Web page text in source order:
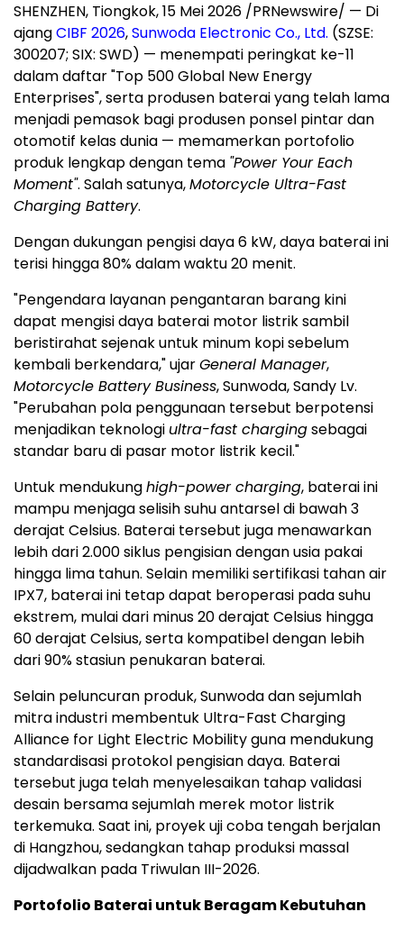
SHENZHEN, Tiongkok, 15 Mei 2026 /PRNewswire/ — Di
ajangCIBF 2026,Sunwoda Electronic Co., Ltd. (SZSE:
300207; SIX: SWD) — menempati peringkat ke-11
dalam daftar "Top 500 Global New Energy
Enterprises", serta produsen baterai yang telah lama
menjadi pemasok bagi produsen ponsel pintar dan
otomotif kelas dunia — memamerkan portofolio
produk lengkap dengan tema "Power Your Each
Moment". Salah satunya,Motorcycle Ultra-Fast
Charging Battery.
Dengan dukungan pengisi daya 6 kW, daya baterai ini
terisi hingga 80% dalam waktu 20 menit.
"Pengendara layanan pengantaran barang kini
dapat mengisi daya baterai motor listrik sambil
beristirahat sejenak untuk minum kopi sebelum
kembali berkendara," ujarGeneral Manager,
Motorcycle Battery Business, Sunwoda, Sandy Lv.
"Perubahan pola penggunaan tersebut berpotensi
menjadikan teknologi ultra-fast chargingsebagai
standar baru di pasar motor listrik kecil."
Untuk mendukunghigh-power charging, baterai ini
mampu menjaga selisih suhu antarsel di bawah 3
derajat Celsius. Baterai tersebut juga menawarkan
lebih dari 2.000 siklus pengisian dengan usia pakai
hingga lima tahun. Selain memiliki sertifikasi tahan air
IPX7, baterai ini tetap dapat beroperasi pada suhu
ekstrem, mulai dari minus 20 derajat Celsius hingga
60 derajat Celsius, serta kompatibel dengan lebih
dari 90% stasiun penukaran baterai.
Selain peluncuran produk, Sunwoda dan sejumlah
mitra industri membentuk Ultra-Fast Charging
Alliance for Light Electric Mobility guna mendukung
standardisasi protokol pengisian daya. Baterai
tersebut juga telah menyelesaikan tahap validasi
desain bersama sejumlah merek motor listrik
terkemuka. Saat ini, proyek uji coba tengah berjalan
di Hangzhou, sedangkan tahap produksi massal
dijadwalkan pada Triwulan III-2026.
Portofolio Baterai untuk Beragam Kebutuhan